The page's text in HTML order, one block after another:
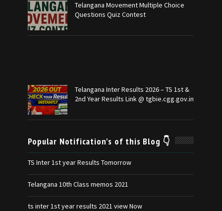
Telangana Movement Multiple Choice
Questions Quiz Contest
Telangana Inter Results 2026 – TS 1st &
2nd Year Results Link @ tgbie.cgg.gov.in
Popular Notification's of this Blog 👇
TS Inter 1st year Results Tomorrow
Telangana 10th Class memos 2021
ts inter 1st year results 2021 view Now